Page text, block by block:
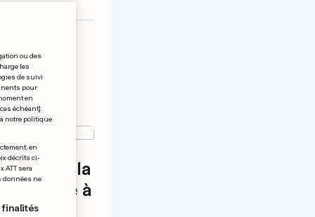
bat la
en finale à
ou des
les
de suivi
pour
en
échéant].
notre politique
en
décrits ci-
ATT sera
données ne
finalités